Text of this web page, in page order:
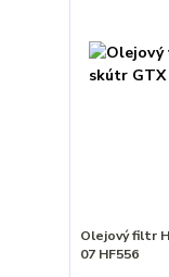
Olejový filtr
07 HF556